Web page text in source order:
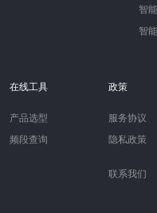
智
智
在线工具
产品选型
频段查询
政策
服务协议
隐私政策
联系我们